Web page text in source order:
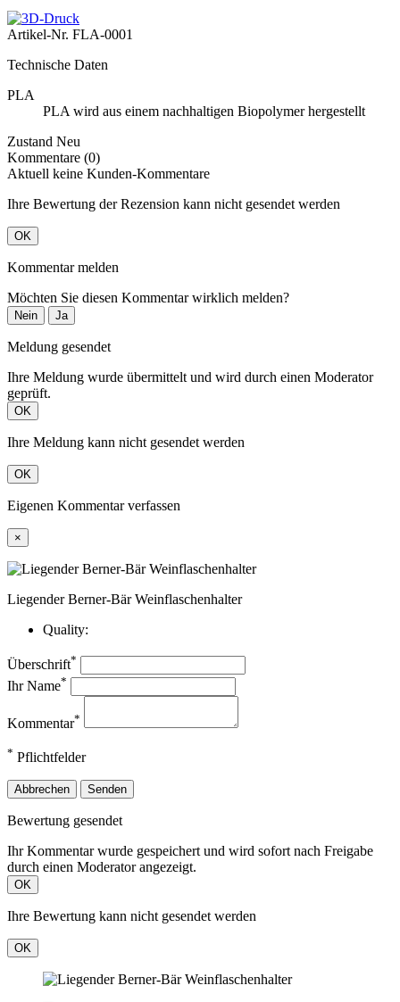
Artikel-Nr. FLA-0001
Technische Daten
PLA
PLA wird aus einem nachhaltigen Biopolymer hergestellt
Zustand Neu
Kommentare (0)
Aktuell keine Kunden-Kommentare
Ihre Bewertung der Rezension kann nicht gesendet werden
OK
Kommentar melden
Möchten Sie diesen Kommentar wirklich melden?
Nein Ja
Meldung gesendet
Ihre Meldung wurde übermittelt und wird durch einen Moderator
geprüft.
OK
Ihre Meldung kann nicht gesendet werden
OK
Eigenen Kommentar verfassen
×
Liegender Berner-Bär Weinflaschenhalter
Quality:
Überschrift*
Ihr Name*
Kommentar*
* Pflichtfelder
Abbrechen Senden
Bewertung gesendet
Ihr Kommentar wurde gespeichert und wird sofort nach Freigabe
durch einen Moderator angezeigt.
OK
Ihre Bewertung kann nicht gesendet werden
OK